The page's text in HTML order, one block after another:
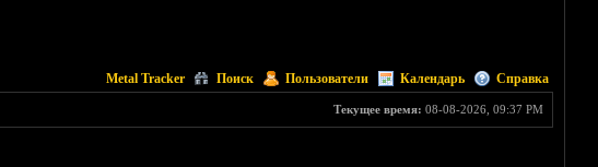
Metal Tracker Поиск Пользователи Календарь Справка
Текущее время: 08-08-2026, 09:37 PM